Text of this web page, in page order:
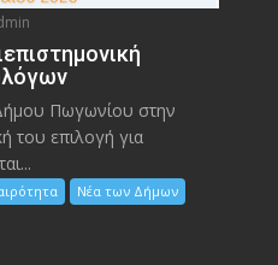
Πωγωνίου στην
του επιλογή για
Νέα των Δήμων